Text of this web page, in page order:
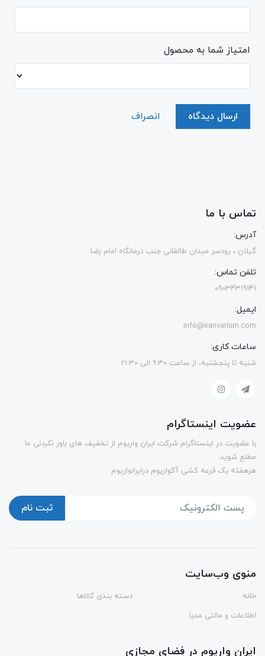
امتیاز شما به محصول
ارسال دیدگاه انصراف
تماس با ما
آدرس:
گیلان ، رودسر میدان طالقانی جنب درمانگاه امام رضا
تلفن تماس:
09034319141
ایمیل:
info@iranvarium.com
ساعات کاری:
شنبه تا پنجشنبه، از ساعت 9.30 الی 21.30
عضویت اینستاگرام
با عضویت در اینستاگرام شرکت ایران واریوم از تخفیف های باور نکردنی ما
مطلع شوید.
هرهفته یک قرعه کشی آکواریوم درایرانواریوم
ثبت نام
منوی وب‌سایت
خانه
دسته بندی کالاها
اطلاعات و مالتی مدیا
ایران واریوم در فضای مجازی